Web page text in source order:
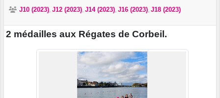
J10 (2023) J12 (2023) J14 (2023) J16 (2023) J18 (2023)
2 médailles aux Régates de Corbeil.